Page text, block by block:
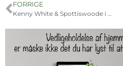
FORRIGE
Kenny White & Spottiswoode i maj